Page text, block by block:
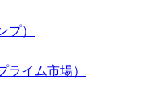
プ）
イム市場）